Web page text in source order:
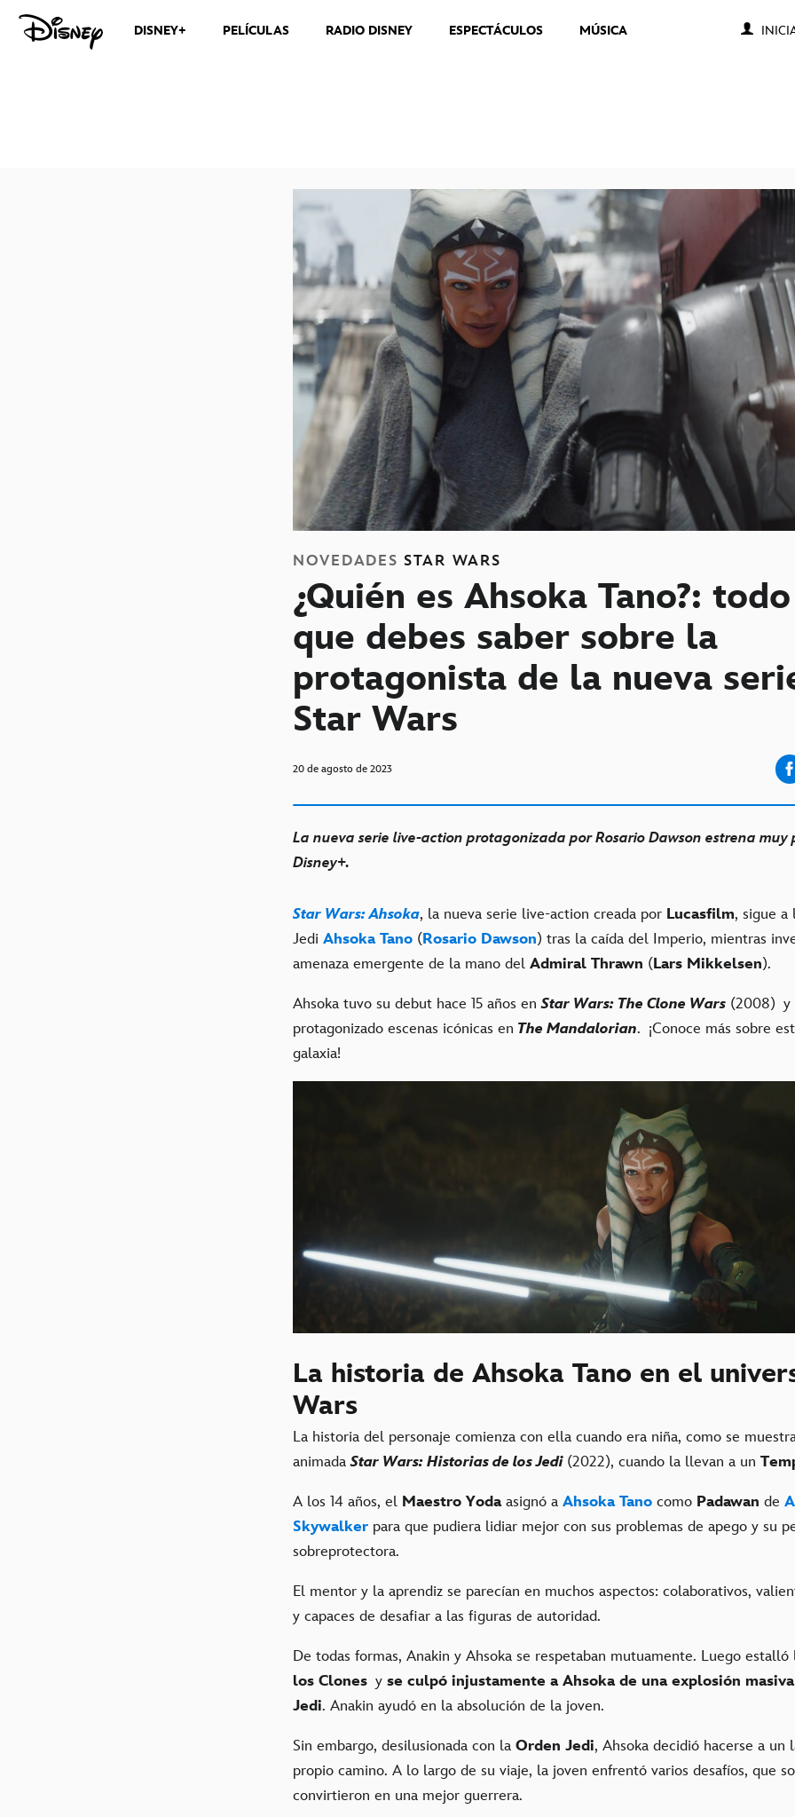
DISNEY+ PELÍCULAS RADIO DISNEY ESPECTÁCULOS MÚSICA
NOVEDADES STAR WARS
¿Quién es Ahsoka Tano?:
que debes saber sobre la
protagonista de la nueva
Star Wars
20 de agosto de 2023
La nueva serie live-action protagonizada por Rosario Dawson estrena muy
Disney+.
Star Wars: Ahsoka, la nueva serie live-action creada por Lucasfilm, sigue a
Jedi Ahsoka Tano (Rosario Dawson) tras la caída del Imperio, mientras
amenaza emergente de la mano del Admiral Thrawn (Lars Mikkelsen).
Ahsoka tuvo su debut hace 15 años enStar Wars: The Clone Wars (2008) y
protagonizado escenas icónicas en The Mandalorian. ¡Conoce más sobre
galaxia!
La historia de Ahsoka Tano en el
Wars
La historia del personaje comienza con ella cuando era niña, como se
animadaStar Wars: Historias de los Jedi (2022), cuando la llevan a un
A los 14 años, el Maestro Yoda asignó a Ahsoka Tano como Padawan de
Skywalker para que pudiera lidiar mejor con sus problemas de apego y su
sobreprotectora.
El mentor y la aprendiz se parecían en muchos aspectos: colaborativos,
y capaces de desafiar a las figuras de autoridad.
De todas formas, Anakin y Ahsoka se respetaban mutuamente. Luego
los Clones y se culpó injustamente a Ahsoka de una explosión
Jedi. Anakin ayudó en la absolución de la joven.
Sin embargo, desilusionada con la Orden Jedi, Ahsoka decidió hacerse a un
propio camino. A lo largo de su viaje, la joven enfrentó varios desafíos, que
convirtieron en una mejor guerrera.